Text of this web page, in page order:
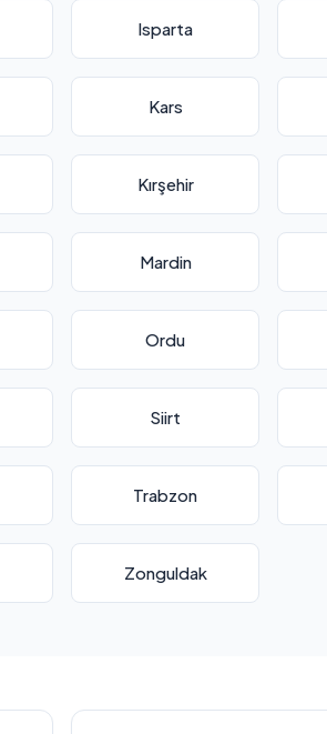
Isparta
Kars
Kırşehir
Mardin
Ordu
Siirt
Trabzon
Zonguldak